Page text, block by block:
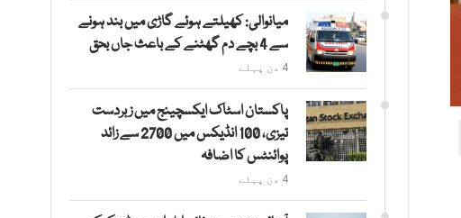
میانوالی: کھیلتے ہوئے گاڑی میں بند ہونے
سے 4 بچے دم گھٹنے کے باعث جاں بحق
4 دن پہلے
پاکستان اسٹاک ایکسچینج میں زبردست
تیزی، 100 انڈیکس میں 2700 سے زائد
پوائنٹس کا اضافہ
4 دن پہلے